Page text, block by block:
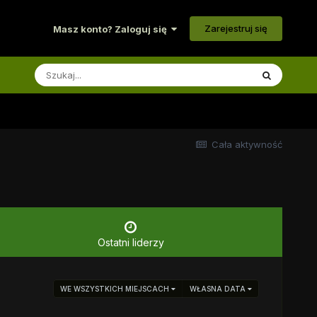
Masz konto? Zaloguj się Zarejestruj się
Cała aktywność
Ostatni liderzy
WE WSZYSTKICH MIEJSCACH WŁASNA DATA